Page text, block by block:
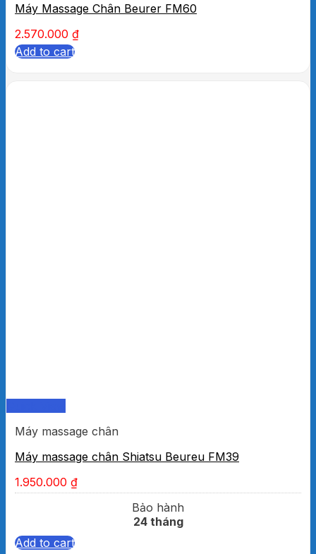
Máy Massage Chân Beurer FM60
2.570.000 ₫
Add to cart
Máy massage chân
Máy massage chân Shiatsu Beureu FM39
1.950.000 ₫
Bảo hành
24 tháng
Add to cart